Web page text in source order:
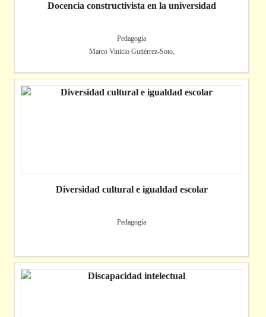
Docencia constructivista en la universidad
Pedagogía
Marco Vinicio Gutiérrez-Soto,
Diversidad cultural e igualdad escolar
Pedagogía